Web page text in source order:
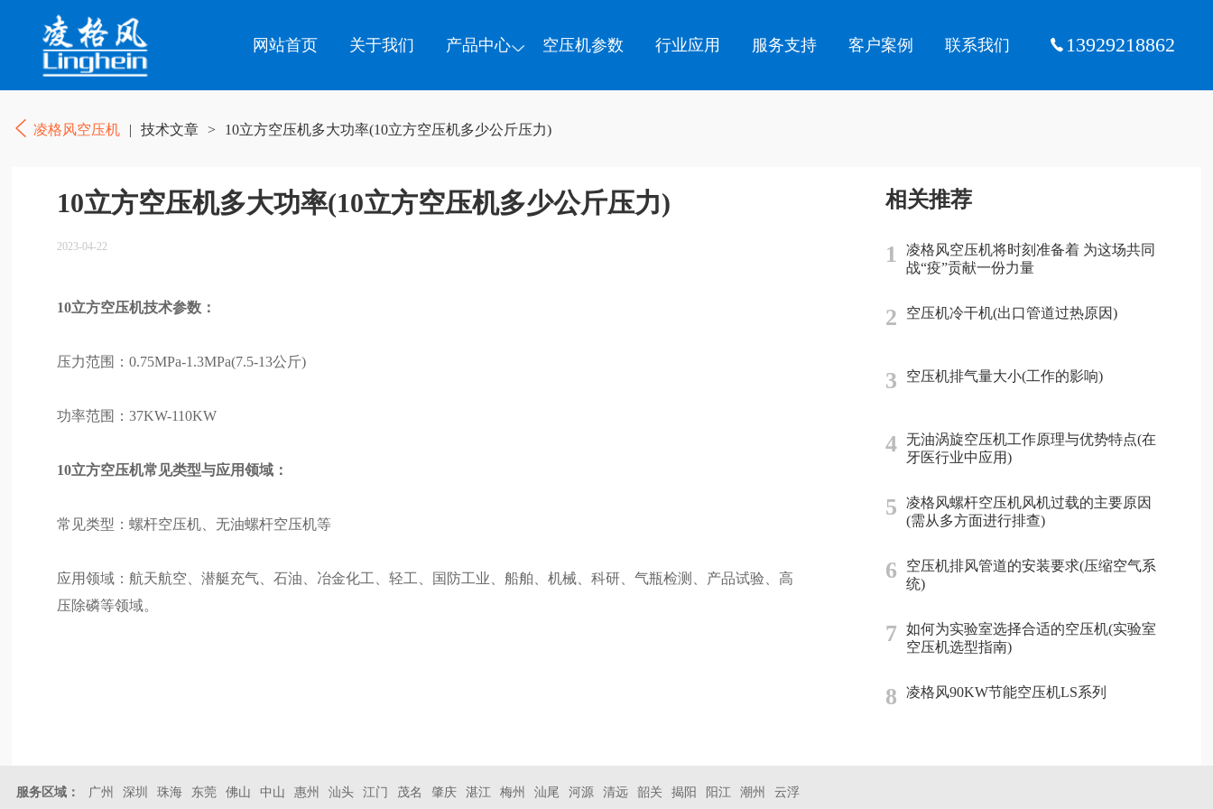
网站首页 关于我们 产品中心 空压机参数 行业应用 服务支持 客户案例 联系我们 13929218862
凌格风空压机 | 技术文章 > 10立方空压机多大功率(10立方空压机多少公斤压力)
10立方空压机多大功率(10立方空压机多少公斤压力)
2023-04-22
10立方空压机技术参数：
压力范围：0.75MPa-1.3MPa(7.5-13公斤)
功率范围：37KW-110KW
10立方空压机常见类型与应用领域：
常见类型：螺杆空压机、无油螺杆空压机等
应用领域：航天航空、潜艇充气、石油、冶金化工、轻工、国防工业、船舶、机械、科研、气瓶检测、产品试验、高
压除磷等领域。
相关推荐
1
凌格风空压机将时刻准备着 为这场共同
战“疫”贡献一份力量
2 空压机冷干机(出口管道过热原因)
3 空压机排气量大小(工作的影响)
4
无油涡旋空压机工作原理与优势特点(在
牙医行业中应用)
5
凌格风螺杆空压机风机过载的主要原因
(需从多方面进行排查)
6
空压机排风管道的安装要求(压缩空气系
统)
7
如何为实验室选择合适的空压机(实验室
空压机选型指南)
8 凌格风90KW节能空压机LS系列
服务区域： 广州 深圳 珠海 东莞 佛山 中山 惠州 汕头 江门 茂名 肇庆 湛江 梅州 汕尾 河源 清远 韶关 揭阳 阳江 潮州 云浮